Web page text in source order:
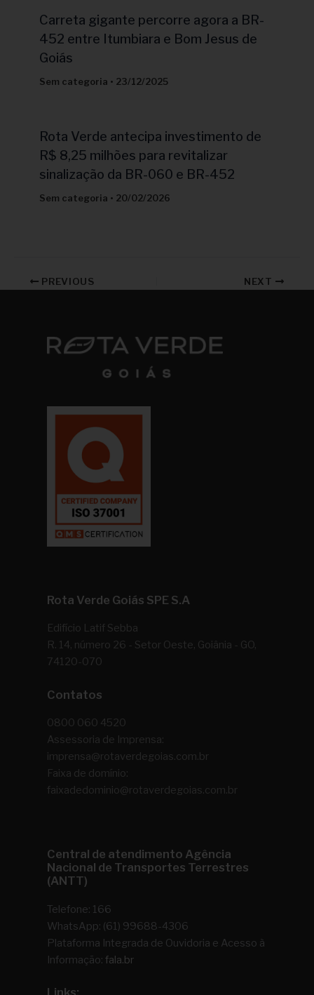
Carreta gigante percorre agora a BR-
452 entre Itumbiara e Bom Jesus de
Goiás
Sem categoria • 23/12/2025
Rota Verde antecipa investimento de
R$ 8,25 milhões para revitalizar
sinalização da BR-060 e BR-452
Sem categoria • 20/02/2026
PREVIOUS NEXT
Rota Verde Goiás SPE S.A
Edifício Latif Sebba
R. 14, número 26 - Setor Oeste, Goiânia - GO,
74120-070
Contatos
0800 060 4520
Assessoria de Imprensa:
imprensa@rotaverdegoias.com.br
Faixa de domínio:
faixadedominio@rotaverdegoias.com.br
Central de atendimento Agência
Nacional de Transportes Terrestres
(ANTT)
Telefone: 166
WhatsApp: (61) 99688-4306
Plataforma Integrada de Ouvidoria e Acesso à
Informação:fala.br